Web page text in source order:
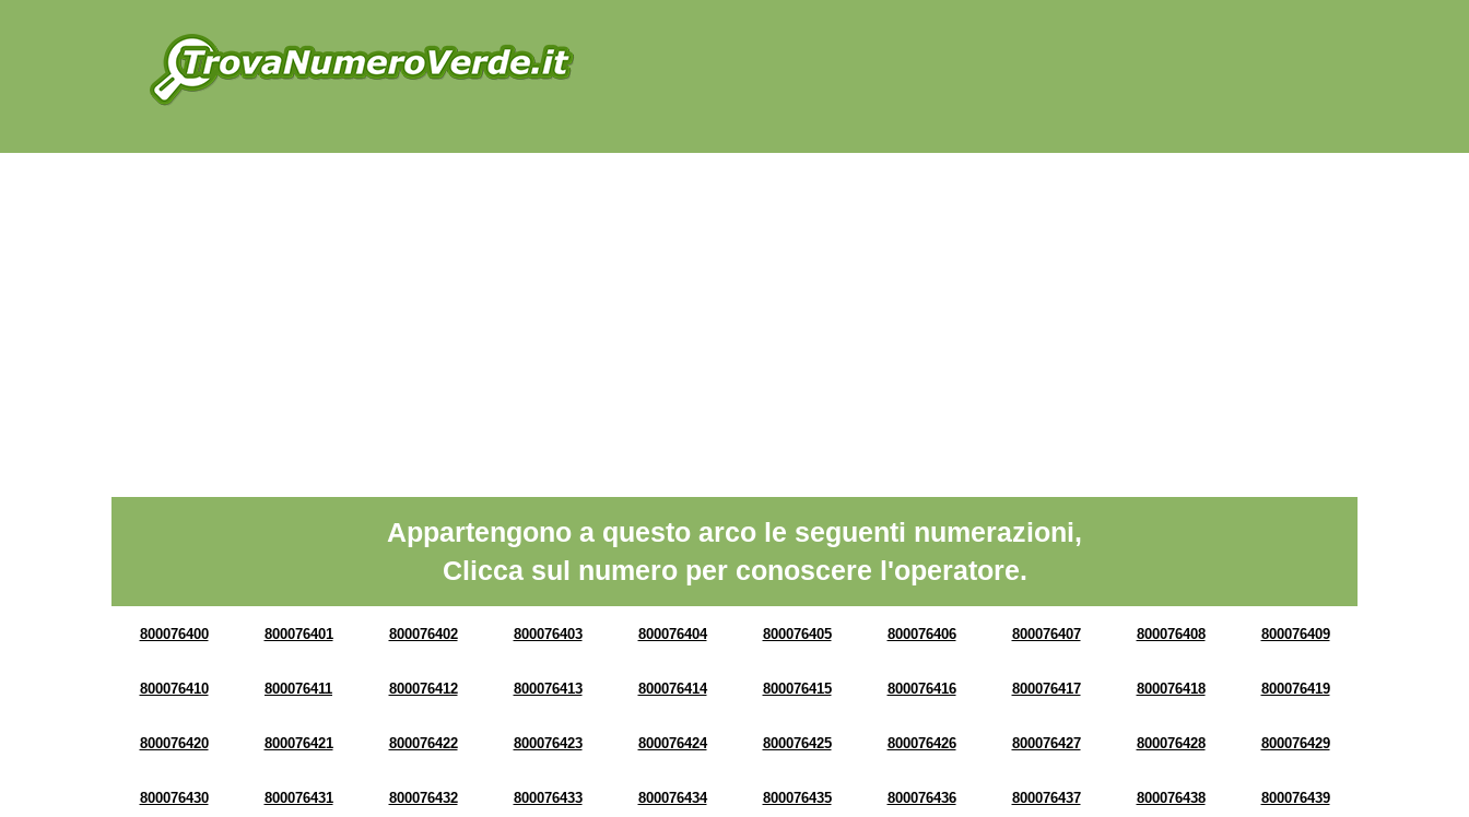
Appartengono a questo arco le seguenti numerazioni,
Clicca sul numero per conoscere l'operatore.
800076400 800076401 800076402 800076403 800076404 800076405 800076406 800076407 800076408 800076409
800076410 800076411 800076412 800076413 800076414 800076415 800076416 800076417 800076418 800076419
800076420 800076421 800076422 800076423 800076424 800076425 800076426 800076427 800076428 800076429
800076430 800076431 800076432 800076433 800076434 800076435 800076436 800076437 800076438 800076439